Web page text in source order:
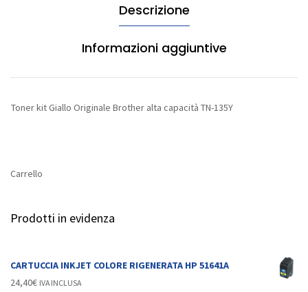
Descrizione
Informazioni aggiuntive
Toner kit Giallo Originale Brother alta capacità TN-135Y
Carrello
Prodotti in evidenza
CARTUCCIA INKJET COLORE RIGENERATA HP 51641A
24,40€ IVA INCLUSA